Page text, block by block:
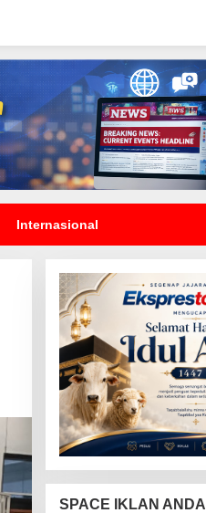
Internasional
SPACE IKLAN ANDA